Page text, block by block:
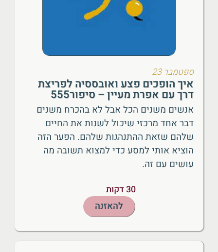
ספטמבר 23
איך הופכים פצע ואובססיה לפריצת
דרך עם אפרת מעיין – סיפור555
אנשים משנים הכל אבל לא בהכרח משנים
דבר אחד מרכזי שיכול לשנות את החיים
שלהם שזאת ההתנהגות שלהם. הפער הזה
הוציא אותי למסע כדי למצוא תשובה מה
עושים עם זה.
30 דקות
להאזנה